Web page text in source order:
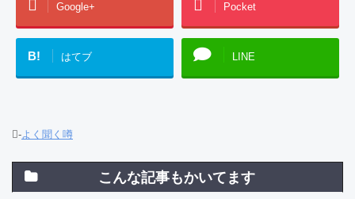
Google+ Pocket
B! はてブ LINE
-よく聞く噂
こんな記事もかいてます